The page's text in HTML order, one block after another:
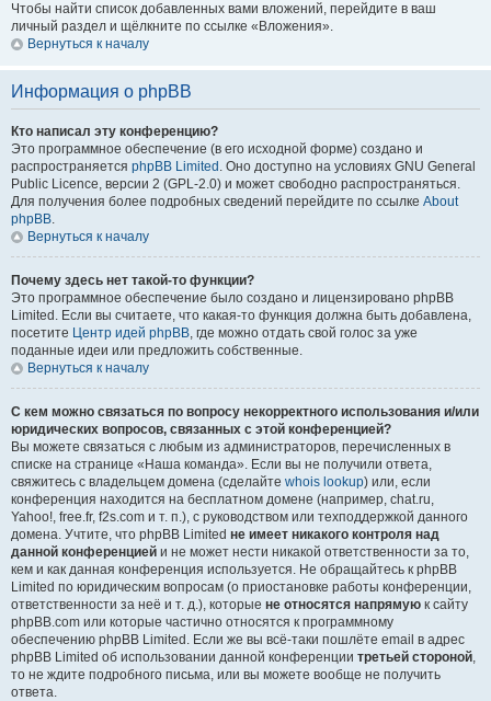
Чтобы найти список добавленных вами вложений, перейдите в ваш
личный раздел и щёлкните по ссылке «Вложения».
Вернуться к началу
Информация о phpBB
Кто написал эту конференцию?
Это программное обеспечение (в его исходной форме) создано и
распространяется phpBB Limited . Оно доступно на условиях GNU General
Public Licence, версии 2 (GPL-2.0) и может свободно распространяться.
Для получения более подробных сведений перейдите по ссылке About
phpBB.
Вернуться к началу
Почему здесь нет такой-то функции?
Это программное обеспечение было создано и лицензировано phpBB
Limited. Если вы считаете, что какая-то функция должна быть добавлена,
посетите Центр идей phpBB, где можно отдать свой голос за уже
поданные идеи или предложить собственные.
Вернуться к началу
С кем можно связаться по вопросу некорректного использования и/или
юридических вопросов, связанных с этой конференцией?
Вы можете связаться с любым из администраторов, перечисленных в
списке на странице «Наша команда». Если вы не получили ответа,
свяжитесь с владельцем домена (сделайте whois lookup) или, если
конференция находится на бесплатном домене (например, chat.ru,
Yahoo!, free.fr, f2s.com и т. п.), с руководством или техподдержкой данного
домена. Учтите, что phpBB Limited не имеет никакого контроля над
данной конференцией и не может нести никакой ответственности за то,
кем и как данная конференция используется. Не обращайтесь к phpBB
Limited по юридическим вопросам (о приостановке работы конференции,
ответственности за неё и т. д.), которые не относятся напрямую к сайту
phpBB.com или которые частично относятся к программному
обеспечению phpBB Limited. Если же вы всё-таки пошлёте email в адрес
phpBB Limited об использовании данной конференции третьей стороной,
то не ждите подробного письма, или вы можете вообще не получить
ответа.